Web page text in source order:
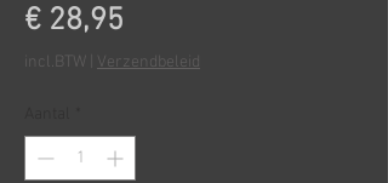
€ 28,95
incl.BTW Verzendbeleid